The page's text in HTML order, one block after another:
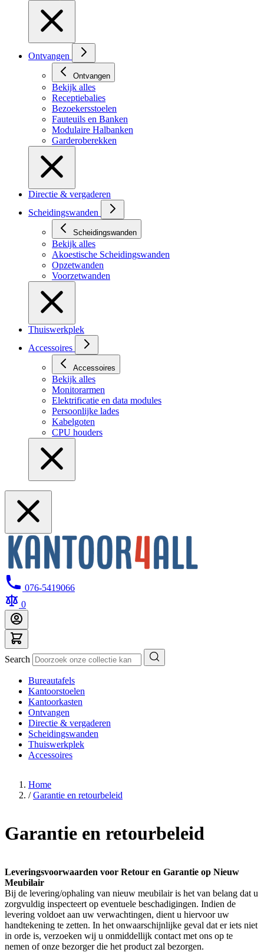
Ontvangen
Ontvangen
Bekijk alles
Receptiebalies
Bezoekersstoelen
Fauteuils en Banken
Modulaire Halbanken
Garderoberekken
Directie & vergaderen
Scheidingswanden
Scheidingswanden
Bekijk alles
Akoestische Scheidingswanden
Opzetwanden
Voorzetwanden
Thuiswerkplek
Accessoires
Accessoires
Bekijk alles
Monitorarmen
Elektrificatie en data modules
Persoonlijke lades
Kabelgoten
CPU houders
076-5419066
0
Search
Bureautafels
Kantoorstoelen
Kantoorkasten
Ontvangen
Directie & vergaderen
Scheidingswanden
Thuiswerkplek
Accessoires
Home
/ Garantie en retourbeleid
Garantie en retourbeleid
Leveringsvoorwaarden voor Retour en Garantie op Nieuw
Meubilair
Bij de levering/ophaling van nieuw meubilair is het van belang dat u
zorgvuldig inspecteert op eventuele beschadigingen. Indien de
levering voldoet aan uw verwachtingen, dient u hiervoor uw
handtekening te zetten. In het onwaarschijnlijke geval dat er iets niet
in orde is, verzoeken wij u onmiddellijk contact met ons op te
nemen of onze bezorger die het product zal bezorgen.